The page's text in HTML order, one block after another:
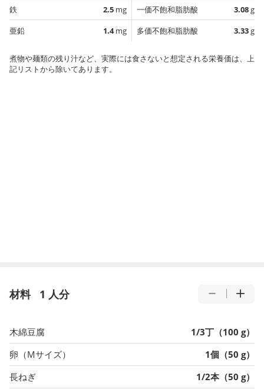
鉄
2.5 mg
亜鉛
1.4mg
一価不飽和脂肪酸
3.08g
多価不飽和脂肪酸
3.33g
煮物や麺類の残り汁など、実際には食さないと想定される栄養価は、上
記リストから除いてあります。
材料 1 人分
木綿豆腐
1/3丁（100 g）
卵（Mサイズ）
1個（50 g）
長ねぎ
1/2本（50 g）